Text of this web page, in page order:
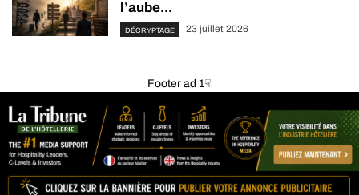
l’aube...
DÉCRYPTAGE 23 juillet 2026
Footer ad 1☟